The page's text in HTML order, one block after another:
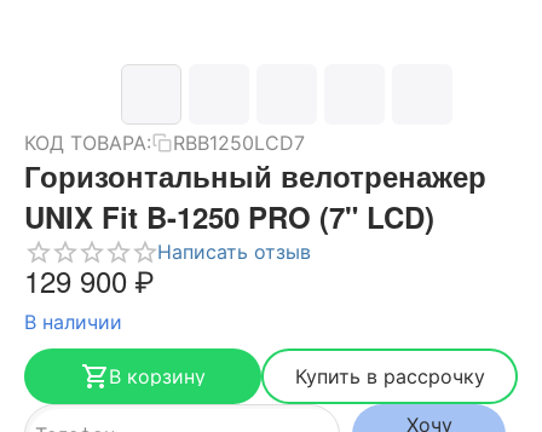
КОД ТОВАРА: RBB1250LCD7
Горизонтальный велотренажер
UNIX Fit B-1250 PRO (7" LCD)
Написать отзыв
129 900₽
В наличии
В корзину
Купить в рассрочку
Хочу